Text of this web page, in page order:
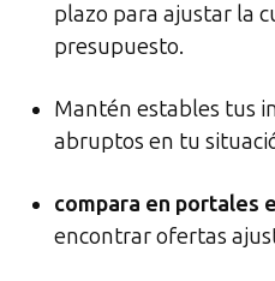
plazo para ajustar la
presupuesto.
Mantén estables tus
abruptos en tu
compara en portales
encontrar ofertas